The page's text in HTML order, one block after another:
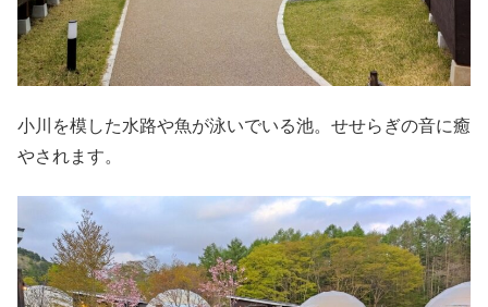
小川を模した水路や魚が泳いでいる池。せせらぎの音に癒
やされます。